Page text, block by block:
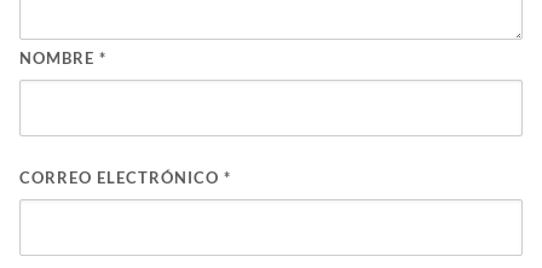
NOMBRE *
CORREO ELECTRÓNICO *